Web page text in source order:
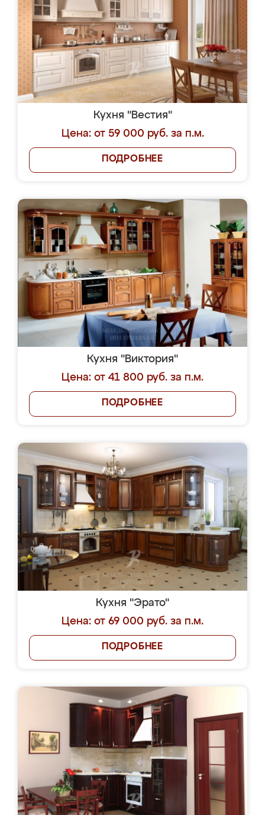
Кухня "Вестия"
Цена: от 59 000 руб. за п.м.
ПОДРОБНЕЕ
Кухня "Виктория"
Цена: от 41 800 руб. за п.м.
ПОДРОБНЕЕ
Кухня "Эрато"
Цена: от 69 000 руб. за п.м.
ПОДРОБНЕЕ